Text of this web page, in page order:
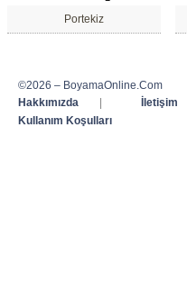
Portekiz
©2026 – BoyamaOnline.Com
Hakkımızda
İletişim
Kullanım Koşulları